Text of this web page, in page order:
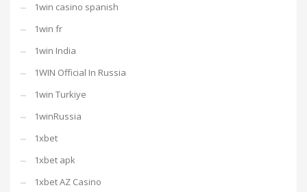
1win casino spanish
1win fr
1win India
1WIN Official In Russia
1win Turkiye
1winRussia
1xbet
1xbet apk
1xbet AZ Casino